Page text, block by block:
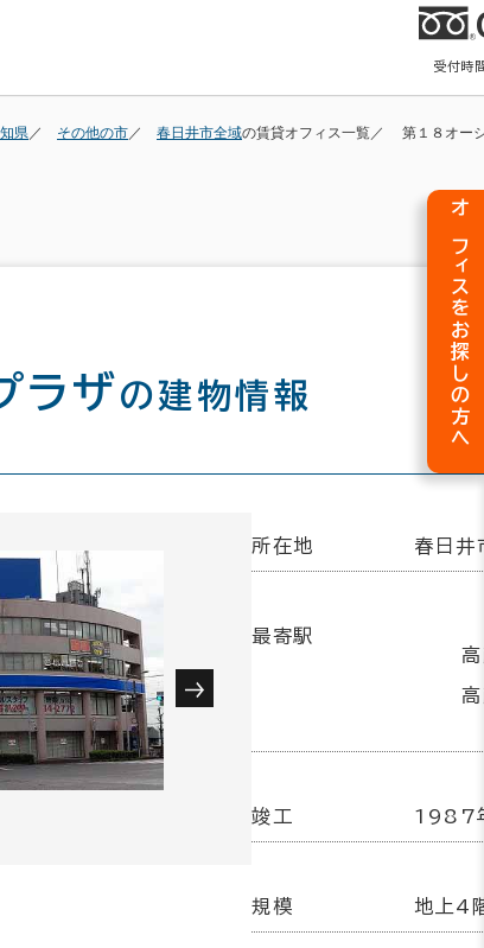
受付時
県 その他の市 春日井市全域の賃貸オフィス一覧 第１８オー
ラザの建物情報
所在地 春日
最寄駅
竣工 1987
規模 地上4
オフィスをお探しの方へ